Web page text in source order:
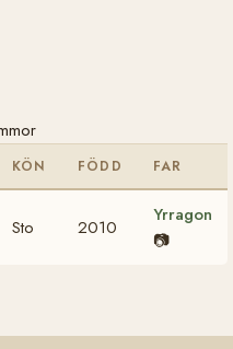
KÖN FÖDD FAR
Sto 2010
Yrragon
📷